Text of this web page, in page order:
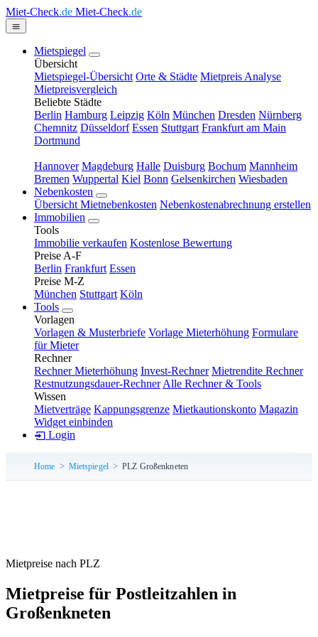
Miet-Check.de Miet-Check.de
Mietspiegel
Übersicht
Mietspiegel-Übersicht Orte & Städte Mietpreis Analyse
Mietpreisvergleich
Beliebte Städte
Berlin Hamburg Leipzig Köln München Dresden Nürnberg
Chemnitz Düsseldorf Essen Stuttgart Frankfurt am Main
Dortmund
Hannover Magdeburg Halle Duisburg Bochum Mannheim
Bremen Wuppertal Kiel Bonn Gelsenkirchen Wiesbaden
Nebenkosten
Übersicht Mietnebenkosten Nebenkostenabrechnung erstellen
Immobilien
Tools
Immobilie verkaufen Kostenlose Bewertung
Preise A-F
Berlin Frankfurt Essen
Preise M-Z
München Stuttgart Köln
Tools
Vorlagen
Vorlagen & Musterbriefe Vorlage Mieterhöhung Formulare
für Mieter
Rechner
Rechner Mieterhöhung Invest-Rechner Mietrendite Rechner
Restnutzungsdauer-Rechner Alle Rechner & Tools
Wissen
Mietverträge Kappungsgrenze Mietkautionskonto Magazin
Widget einbinden
Login
Home Mietspiegel PLZ Großenkneten
Mietpreise nach PLZ
Mietpreise für Postleitzahlen in
Großenkneten